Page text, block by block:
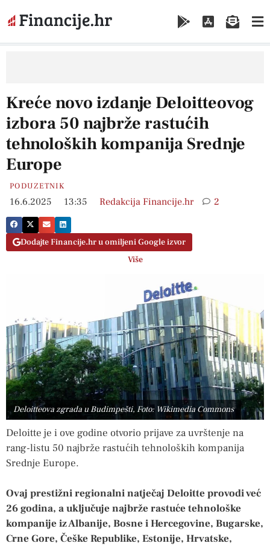
Kreće novo izdanje Deloitteovog
izbora 50 najbrže rastućih
tehnoloških kompanija Srednje
Europe
PODUZETNIK
16.6.2025 13:35 Redakcija Financije.hr 2
Dodajte Financije.hr u omiljeni Google izvor
Više
Deloitteova zgrada u Budimpešti, Foto: Wikimedia Commons
Deloitte je i ove godine otvorio prijave za uvrštenje na
rang-listu 50 najbrže rastućih tehnoloških kompanija
Srednje Europe.
Ovaj prestižni regionalni natječaj Deloitte provodi već
26 godina, a uključuje najbrže rastuće tehnološke
kompanije iz Albanije, Bosne i Hercegovine, Bugarske,
Crne Gore, Češke Republike, Estonije, Hrvatske,